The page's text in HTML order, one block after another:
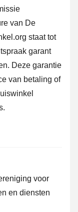
van De
staat tot
garant
Deze garantie
van betaling of
voor
en diensten